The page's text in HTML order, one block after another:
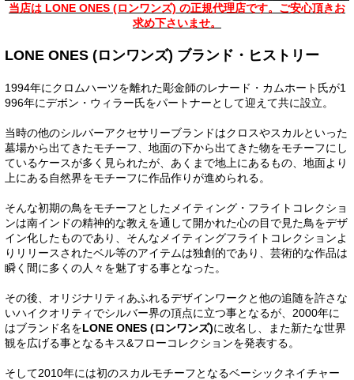
当店は LONE ONES (ロンワンズ) の正規代理店です。ご安心頂きお
求め下さいませ。
LONE ONES (ロンワンズ) ブランド・ヒストリー
1994年にクロムハーツを離れた彫金師のレナード・カムホート氏が1
996年にデボン・ウィラー氏をパートナーとして迎えて共に設立。
当時の他のシルバーアクセサリーブランドはクロスやスカルといった
墓場から出てきたモチーフ、地面の下から出てきた物をモチーフにし
ているケースが多く見られたが、あくまで地上にあるもの、地面より
上にある自然界をモチーフに作品作りが進められる。
そんな初期の鳥をモチーフとしたメイティング・フライトコレクショ
ンは南インドの精神的な教えを通して開かれた心の目で見た鳥をデザ
イン化したものであり、そんなメイティングフライトコレクションよ
りリリースされたベル等のアイテムは独創的であり、芸術的な作品は
瞬く間に多くの人々を魅了する事となった。
その後、オリジナリティあふれるデザインワークと他の追随を許さな
いハイクオリティでシルバー界の頂点に立つ事となるが、2000年に
はブランド名をLONE ONES (ロンワンズ)に改名し、また新たな世界
観を広げる事となるキス&フローコレクションを発表する。
そして2010年には初のスカルモチーフとなるベーシックネイチャー